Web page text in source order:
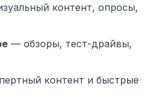
контент, опросы,
— обзоры, тест-драйвы,
контент и быстрые